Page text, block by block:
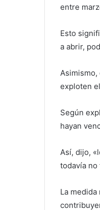
entre
Esto
a abrir,
exploten
Según
hayan
Así, dijo,
todavía no
La